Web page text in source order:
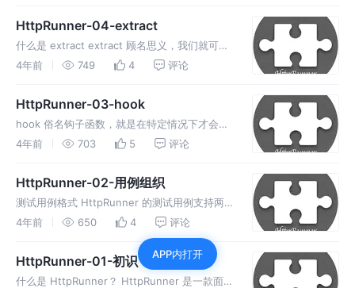
HttpRunner-04-extract
什么是 extract extract 顾名思义，我们就可以
猜到其实用来做数据提取和引用的。通常，测试
制。
4年前 749 4 评论
HttpRunner-03-hook
hook 俗名钩子函数，就是在特定情况下才会触
发的 Api。就像你用银行卡去ATM机取钱，当你
钩子函数，而这个 msg钩子函数会执行发送短
信的动作。
4年前 703 5 评论
HttpRunner-02-用例组织
测试用例格式 HttpRunner 的测试用例支持两
种文件格式：YAML 和 JSON。 JSON 和
YAML 格式的测试用例完全等价，包含的信息内
容也完全相同。
4年前 650 4 评论
HttpRunner-01-初识
什么是 HttpRunner？ HttpRunner 是一款面
APP内打开